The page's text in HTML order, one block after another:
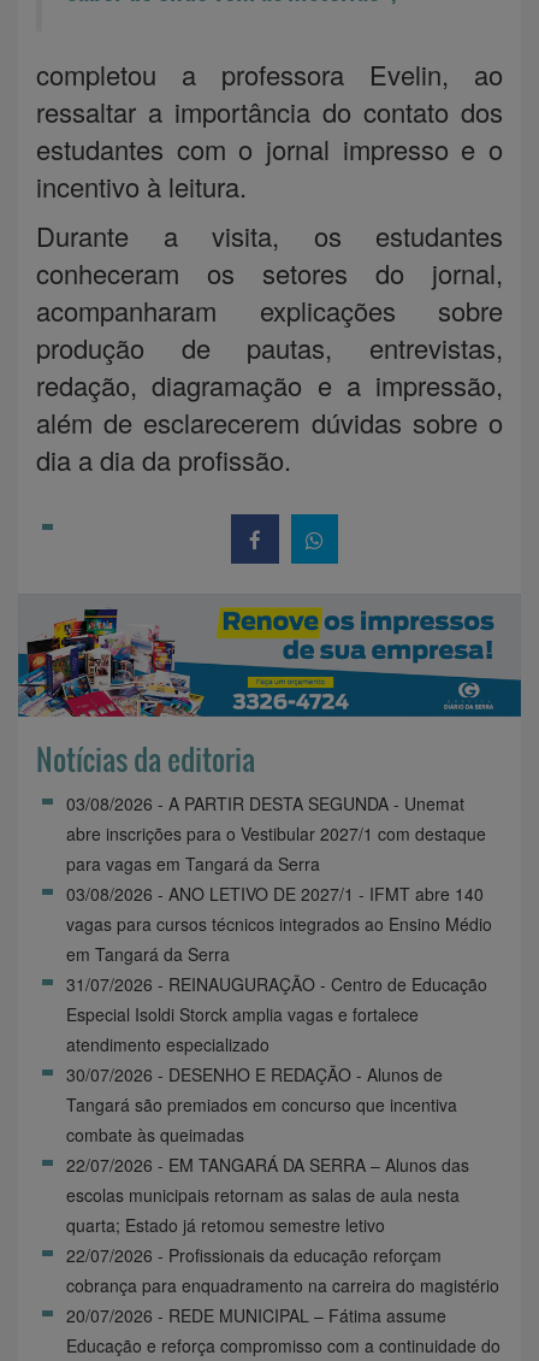
completou a professora Evelin, ao
ressaltar a importância do contato dos
estudantes com o jornal impresso e o
incentivo à leitura.
Durante a visita, os estudantes
conheceram os setores do jornal,
acompanharam explicações sobre
produção de pautas, entrevistas,
redação, diagramação e a impressão,
além de esclarecerem dúvidas sobre o
dia a dia da profissão.
Notícias da editoria
03/08/2026 - A PARTIR DESTA SEGUNDA - Unemat
abre inscrições para o Vestibular 2027/1 com destaque
para vagas em Tangará da Serra
03/08/2026 - ANO LETIVO DE 2027/1 - IFMT abre 140
vagas para cursos técnicos integrados ao Ensino Médio
em Tangará da Serra
31/07/2026 - REINAUGURAÇÃO - Centro de Educação
Especial Isoldi Storck amplia vagas e fortalece
atendimento especializado
30/07/2026 - DESENHO E REDAÇÃO - Alunos de
Tangará são premiados em concurso que incentiva
combate às queimadas
22/07/2026 - EM TANGARÁ DA SERRA – Alunos das
escolas municipais retornam as salas de aula nesta
quarta; Estado já retomou semestre letivo
22/07/2026 - Profissionais da educação reforçam
cobrança para enquadramento na carreira do magistério
20/07/2026 - REDE MUNICIPAL – Fátima assume
Educação e reforça compromisso com a continuidade do